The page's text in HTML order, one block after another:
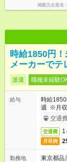
掲載元企業名
時給1850円
メーカーでテ
派遣 職種未経験
給与
時給
週 ※月収
ービス利
交通
交通費 1
月収例
勤務地
東京都品